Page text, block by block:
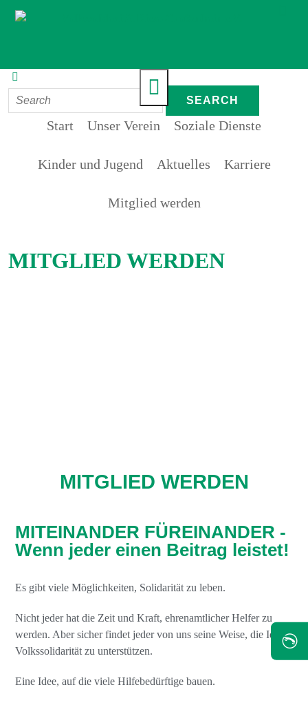
Start Unser Verein Soziale Dienste
Kinder und Jugend Aktuelles Karriere
Mitglied werden
MITGLIED WERDEN
MITGLIED WERDEN
MITEINANDER FÜREINANDER -
Wenn jeder einen Beitrag leistet!
Es gibt viele Möglichkeiten, Solidarität zu leben.
Nicht jeder hat die Zeit und Kraft, ehrenamtlicher Helfer zu
werden. Aber sicher findet jeder von uns seine Weise, die Idee
Volkssolidarität zu unterstützen.
Eine Idee, auf die viele Hilfebedürftige bauen.
✆